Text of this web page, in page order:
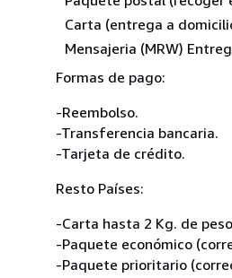
Carta (entrega a
Mensajeria (MRW)
Formas de pago:
-Reembolso.
-Transferencia bancaria.
-Tarjeta de crédito.
Resto Países:
-Carta hasta 2 Kg. de
-Paquete económico
-Paquete prioritario